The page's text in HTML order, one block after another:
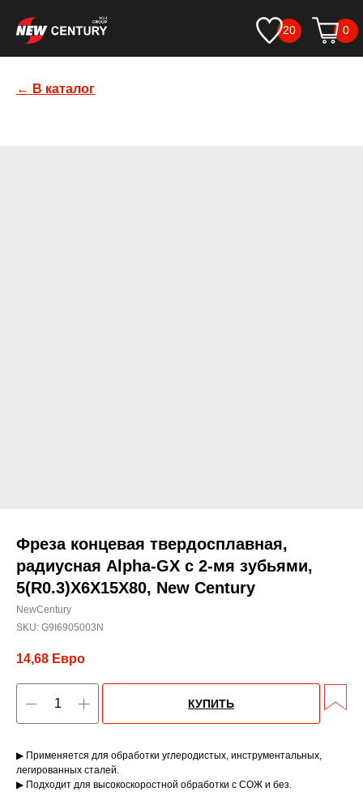
0
20
← В каталог
Фреза концевая твердосплавная,
радиусная Alpha-GX c 2-мя зубьями,
5(R0.3)X6X15X80, New Century
NewCentury
SKU: G9I6905003N
14,68 Евро
КУПИТЬ
▶ Применяется для обработки углеродистых, инструментальных,
легированных сталей.
▶ Подходит для высокоскоростной обработки с СОЖ и без.